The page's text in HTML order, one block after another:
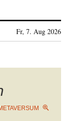
Fr, 7. Aug 2026